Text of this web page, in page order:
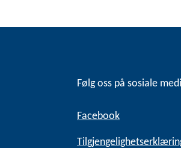
Følg oss på sosiale
Facebook